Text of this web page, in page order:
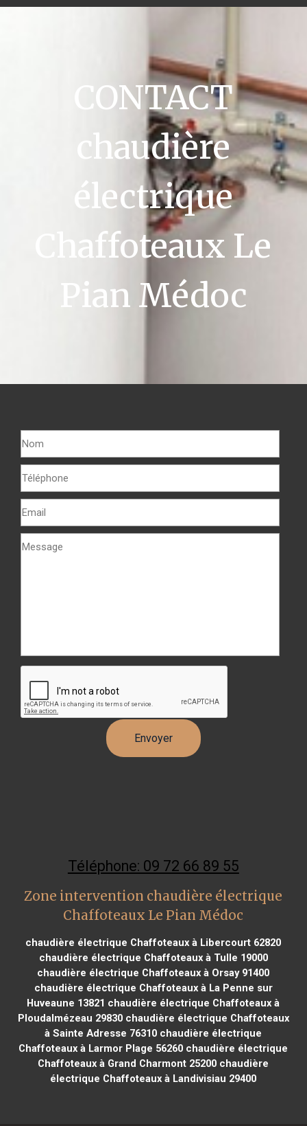
CONTACT
chaudière
électrique
Chaffoteaux Le
Pian Médoc
Téléphone: 09 72 66 89 55
Zone intervention chaudière électrique
Chaffoteaux Le Pian Médoc
chaudière électrique Chaffoteaux à Libercourt 62820
chaudière électrique Chaffoteaux à Tulle 19000
chaudière électrique Chaffoteaux à Orsay 91400
chaudière électrique Chaffoteaux à La Penne sur
Huveaune 13821 chaudière électrique Chaffoteaux à
Ploudalmézeau 29830chaudière électrique Chaffoteaux
à Sainte Adresse 76310 chaudière électrique
Chaffoteaux à Larmor Plage 56260 chaudière électrique
Chaffoteaux à Grand Charmont 25200 chaudière
électrique Chaffoteaux à Landivisiau 29400